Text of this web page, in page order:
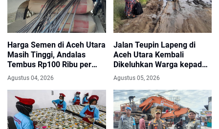
Harga Semen di Aceh Utara
Masih Tinggi, Andalas
Tembus Rp100 Ribu per
Sak
Agustus 04, 2026
Jalan Teupin Lapeng di
Aceh Utara Kembali
Dikeluhkan Warga kepada
Anggota DPRK
Agustus 05, 2026